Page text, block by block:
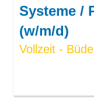
Systeme /
(w/m/d)
Vollzeit -